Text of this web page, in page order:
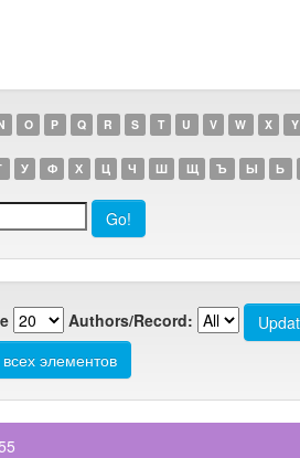
O P Q R S T U V W X Y
У Ф Х Ц Ч Ш Щ Ъ Ы Ь
Authors/Record: